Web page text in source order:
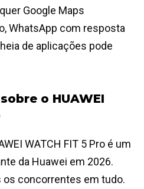
Google Maps
WhatsApp com resposta
de aplicações pode
o HUAWEI
WATCH FIT 5 Pro é um
da Huawei em 2026.
os concorrentes em tudo.